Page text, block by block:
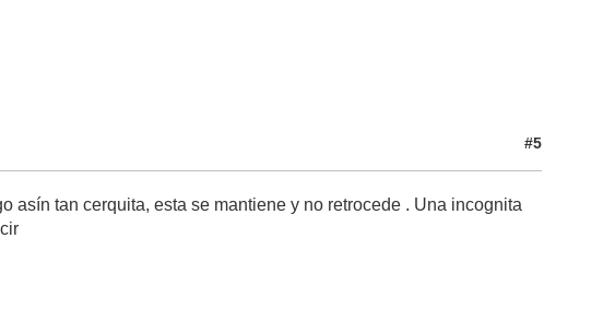
#5
asín tan cerquita, esta se mantiene y no retrocede . Una incognita